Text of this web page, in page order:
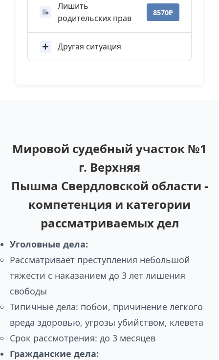
Лишить
родительских прав
8570₽
Другая ситуация
Мировой судебный участок №1
г. Верхняя
Пышма Свердловской области -
компетенция и категории
рассматриваемых дел
Уголовные дела:
Рассматривает преступления небольшой
тяжести с наказанием до 3 лет лишения
свободы
Типичные дела: побои, причинение легкого
вреда здоровью, угрозы убийством, клевета
Срок рассмотрения: до 3 месяцев
Гражданские дела: